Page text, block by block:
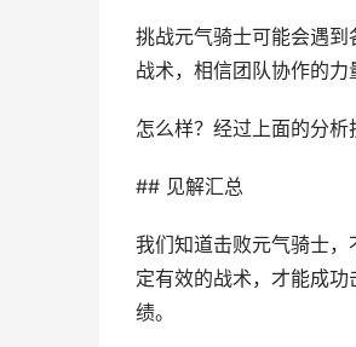
挑战元气骑士可能会遇
战术，相信团队协作的力
怎么样？经过上面的分析
## 见解汇总
我们知道击败元气骑士
定有效的战术，才能成
绩。